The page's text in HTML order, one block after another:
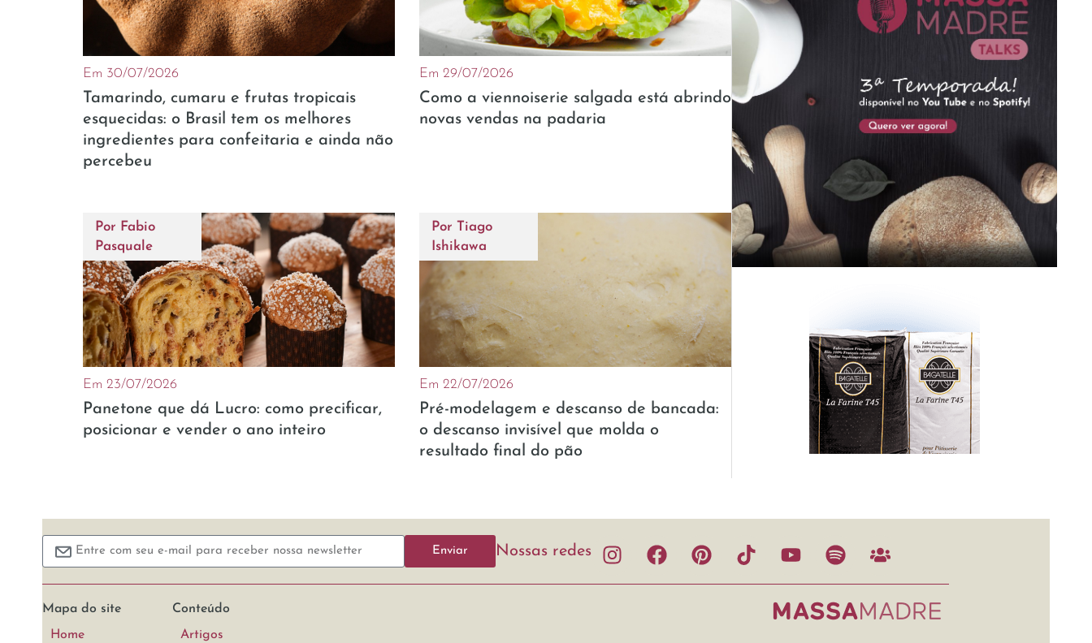
Em 30/07/2026
Tamarindo, cumaru e frutas tropicais
esquecidas: o Brasil tem os melhores
ingredientes para confeitaria e ainda não
percebeu
Em 29/07/2026
Como a viennoiserie salgada está abrindo
novas vendas na padaria
Por Fabio
Pasquale
Em 23/07/2026
Panetone que dá Lucro: como precificar,
posicionar e vender o ano inteiro
Por Tiago
Ishikawa
Em 22/07/2026
Pré-modelagem e descanso de bancada:
o descanso invisível que molda o
resultado final do pão
Enviar Nossas redes
Mapa do site
Home
Conteúdo
Artigos